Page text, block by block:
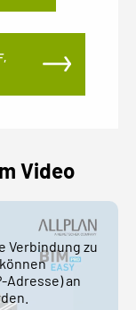
Video
Verbindung zu
Adresse) an